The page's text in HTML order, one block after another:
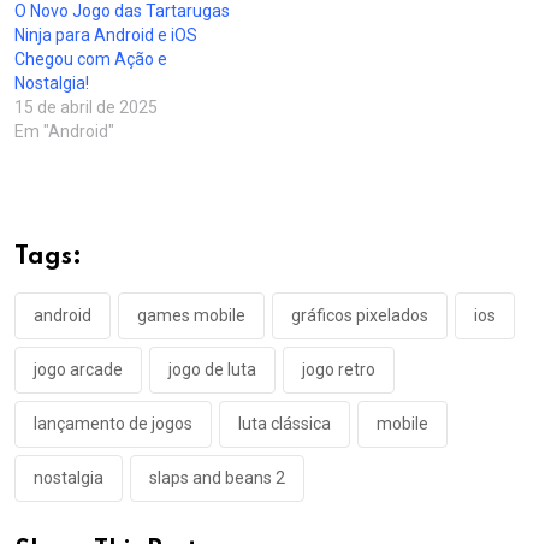
O Novo Jogo das Tartarugas
Ninja para Android e iOS
Chegou com Ação e
Nostalgia!
15 de abril de 2025
Em "Android"
Tags:
android games mobile gráficos pixelados ios
jogo arcade jogo de luta jogo retro
lançamento de jogos luta clássica mobile
nostalgia slaps and beans 2